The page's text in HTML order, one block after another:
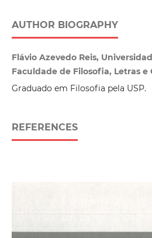
AUTHOR BIOGRAPHY
Flávio Azevedo Reis,
Faculdade de Filosofia, Letras e
Graduado em Filosofia pela USP.
REFERENCES